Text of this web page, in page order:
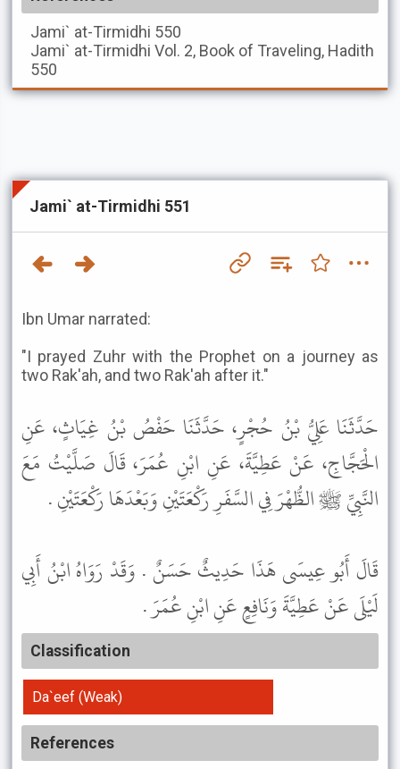
Jami` at-Tirmidhi 550
Jami` at-Tirmidhi Vol. 2, Book of Traveling, Hadith
550
Jami` at-Tirmidhi 551
Ibn Umar narrated:
"I prayed Zuhr with the Prophet on a journey as
two Rak'ah, and two Rak'ah after it."
حَدَّثَنَا عَلِيُّ بْنُ حُجْرٍ، حَدَّثَنَا حَفْصُ بْنُ غِيَاثٍ، عَنِ
الْحَجَّاجِ، عَنْ عَطِيَّةَ، عَنِ ابْنِ عُمَرَ، قَالَ صَلَّيْتُ مَعَ
النَّبِيِّ ﷺ الظُّهْرَ فِي السَّفَرِ رَكْعَتَيْنِ وَبَعْدَهَا رَكْعَتَيْنِ .
قَالَ أَبُو عِيسَى هَذَا حَدِيثٌ حَسَنٌ . وَقَدْ رَوَاهُ ابْنُ أَبِي
لَيْلَى عَنْ عَطِيَّةَ وَنَافِعٍ عَنِ ابْنِ عُمَرَ .
Classification
Da`eef (Weak)
References